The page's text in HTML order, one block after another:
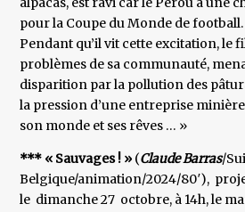
pour la Coupe du Monde de football.
Pendant qu’il vit cette excitation, le
problèmes de sa communauté,
disparition par la pollution des
la pression d’une entreprise
son monde et ses rêves … »
*** « Sauvages ! » (Claude Barras/
Belgique/animation/2024/80′),
le dimanche 27 octobre, à 14h, le